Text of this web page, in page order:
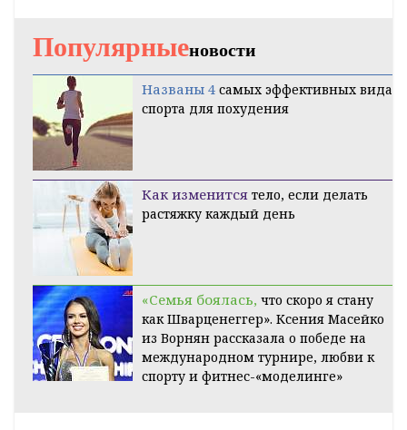
Популярныеновости
Названы 4 самых эффективных вида
спорта для похудения
Как изменится тело, если делать
растяжку каждый день
«Семья боялась, что скоро я стану
как Шварценеггер». Ксения Масейко
из Ворнян рассказала о победе на
международном турнире, любви к
спорту и фитнес-«моделинге»